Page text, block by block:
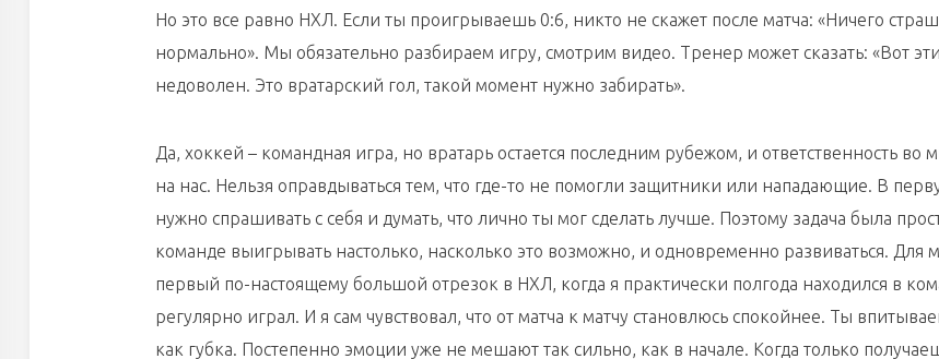
Но это все равно НХЛ. Если ты проигрываешь 0:6, никто не скажет после матча: «Ничего
нормально». Мы обязательно разбираем игру, смотрим видео. Тренер может сказать: «Вот
недоволен. Это вратарский гол, такой момент нужно забирать».
Да, хоккей – командная игра, но вратарь остается последним рубежом, и ответственность во
на нас. Нельзя оправдываться тем, что где-то не помогли защитники или нападающие. В
нужно спрашивать с себя и думать, что лично ты мог сделать лучше. Поэтому задача была
команде выигрывать настолько, насколько это возможно, и одновременно развиваться. Для
первый по-настоящему большой отрезок в НХЛ, когда я практически полгода находился в
регулярно играл. И я сам чувствовал, что от матча к матчу становлюсь спокойнее. Ты
как губка. Постепенно эмоции уже не мешают так сильно, как в начале. Когда только